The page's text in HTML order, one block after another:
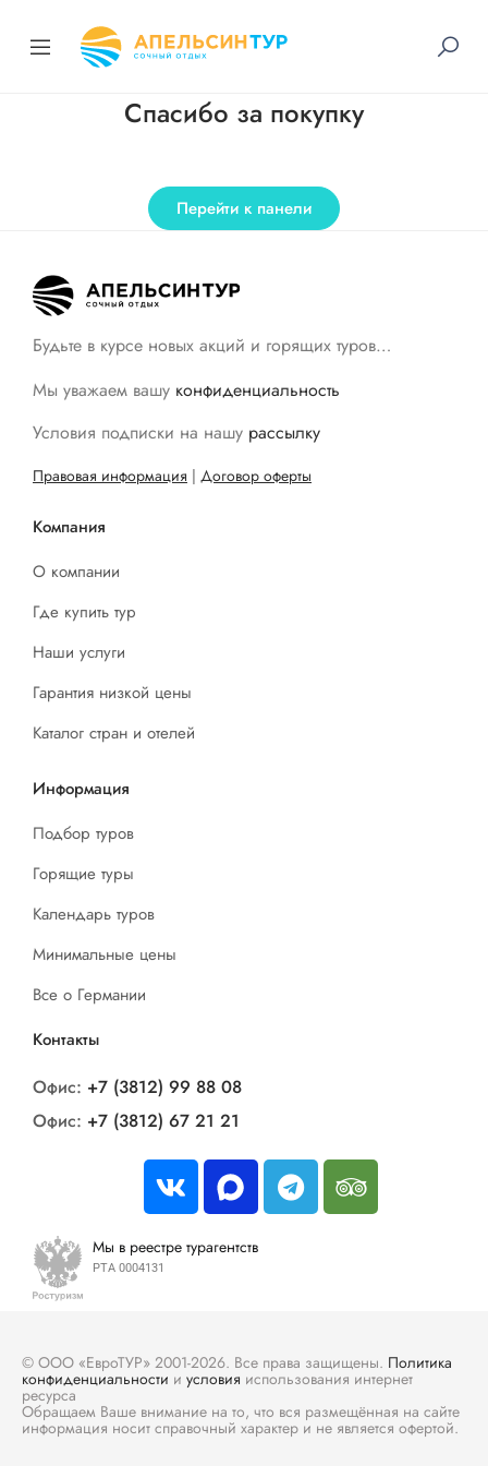
Спасибо за покупку
Перейти к панели
Будьте в курсе новых акций и горящих туров…
Мы уважаем вашу конфиденциальность
Условия подписки на нашу рассылку
Правовая информация | Договор оферты
Компания
О компании
Где купить тур
Наши услуги
Гарантия низкой цены
Каталог стран и отелей
Информация
Подбор туров
Горящие туры
Календарь туров
Минимальные цены
Все о Германии
Контакты
Офис: +7 (3812) 99 88 08
Офис: +7 (3812) 67 21 21
Мы в реестре турагентств
РТА 0004131
© ООО «ЕвроТУР» 2001-2026. Все права защищены. Политика
конфиденциальности и условия использования интернет
ресурса
Обращаем Ваше внимание на то, что вся размещённая на сайте
информация носит справочный характер и не является офертой.